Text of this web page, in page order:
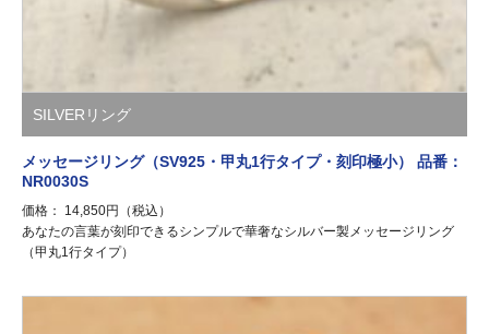
SILVERリング
メッセージリング（SV925・甲丸1行タイプ・刻印極小） 品番：
NR0030S
価格： 14,850円（税込）
あなたの言葉が刻印できるシンプルで華奢なシルバー製メッセージリング
（甲丸1行タイプ）